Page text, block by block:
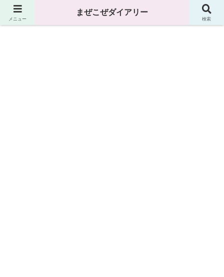
まぜこぜダイアリー
メニュー
まぜこぜダイアリー
検索